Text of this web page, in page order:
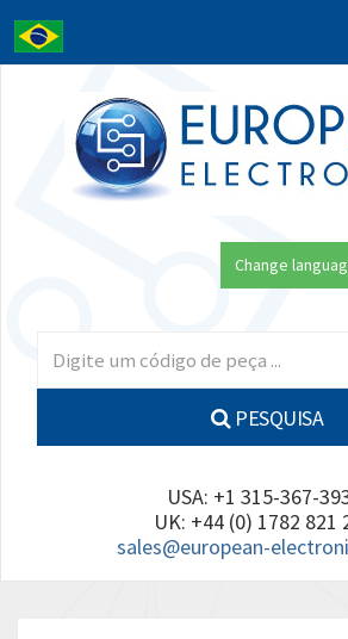
Change
PESQUISA
USA: +1 315-367-
UK: +44 (0) 1782 821
sales@european-